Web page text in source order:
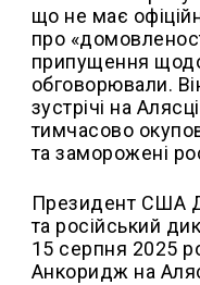
що не має
про
припущення
обговорювали.
зустрічі на
тимчасово
та заморожені
Президент США
та російський
15 серпня 2025
Анкоридж на